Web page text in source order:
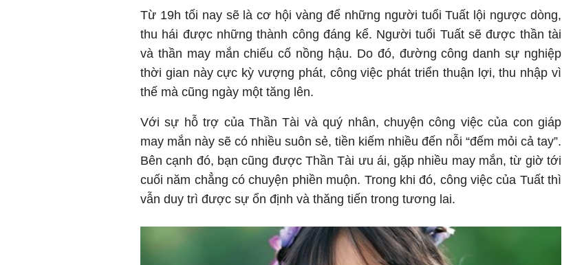
Từ 19h tối nay sẽ là cơ hội vàng để những người tuổi Tuất lội ngược dòng,
thu hái được những thành công đáng kể. Người tuổi Tuất sẽ được thần tài
và thần may mắn chiếu cố nồng hậu. Do đó, đường công danh sự nghiệp
thời gian này cực kỳ vượng phát, công việc phát triển thuận lợi, thu nhập vì
thế mà cũng ngày một tăng lên.
Với sự hỗ trợ của Thần Tài và quý nhân, chuyện công việc của con giáp
may mắn này sẽ có nhiều suôn sẻ, tiền kiếm nhiều đến nỗi “đếm mỏi cả tay”.
Bên cạnh đó, bạn cũng được Thần Tài ưu ái, gặp nhiều may mắn, từ giờ tới
cuối năm chẳng có chuyện phiền muộn. Trong khi đó, công việc của Tuất thì
vẫn duy trì được sự ổn định và thăng tiến trong tương lai.